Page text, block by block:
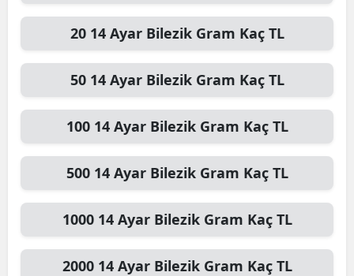
20 14 Ayar Bilezik Gram Kaç TL
50 14 Ayar Bilezik Gram Kaç TL
100 14 Ayar Bilezik Gram Kaç TL
500 14 Ayar Bilezik Gram Kaç TL
1000 14 Ayar Bilezik Gram Kaç TL
2000 14 Ayar Bilezik Gram Kaç TL